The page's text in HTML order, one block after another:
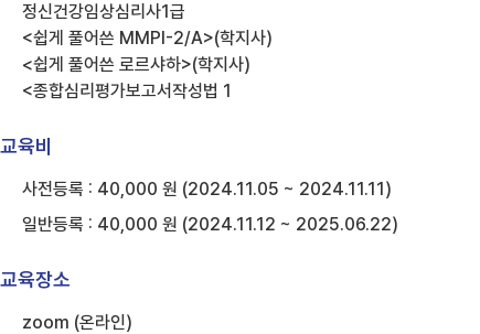
정신건강임상심리사1급
<쉽게 풀어쓴 MMPI-2/A>(학지사)
<쉽게 풀어쓴 로르샤하>(학지사)
<종합심리평가보고서작성법 1
교육비
사전등록 : 40,000 원 (2024.11.05 ~ 2024.11.11)
일반등록 : 40,000 원 (2024.11.12 ~ 2025.06.22)
교육장소
zoom (온라인)